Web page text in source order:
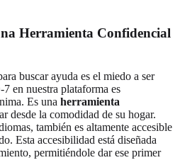
Herramienta Confidencial
buscar ayuda es el miedo a ser
en nuestra plataforma es
Es una herramienta
desde la comodidad de su hogar.
también es altamente accesible
Esta accesibilidad está diseñada
permitiéndole dar ese primer